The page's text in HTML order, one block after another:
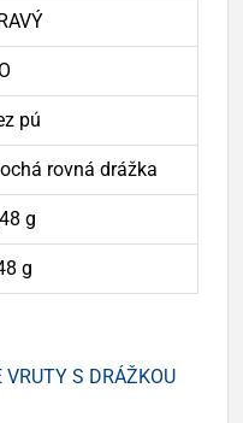
pú
rovná drážka
g
g
S DRÁŽKOU